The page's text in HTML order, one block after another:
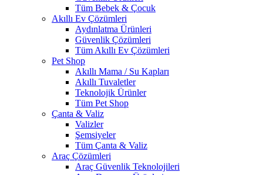
Tüm Bebek & Çocuk
Akıllı Ev Çözümleri
Aydınlatma Ürünleri
Güvenlik Çözümleri
Tüm Akıllı Ev Çözümleri
Pet Shop
Akıllı Mama / Su Kapları
Akıllı Tuvaletler
Teknolojik Ürünler
Tüm Pet Shop
Çanta & Valiz
Valizler
Şemsiyeler
Tüm Çanta & Valiz
Araç Çözümleri
Araç Güvenlik Teknolojileri